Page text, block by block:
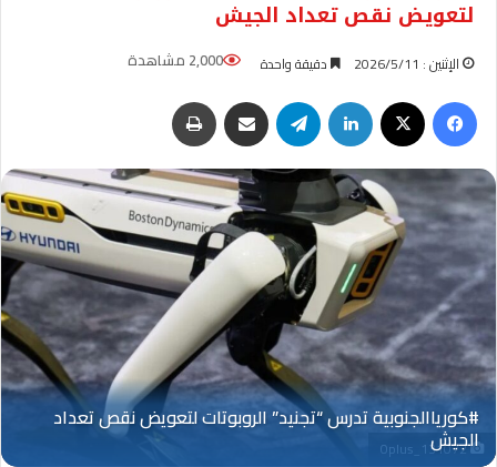
لتعويض نقص تعداد الجيش
الإثنين : 2026/5/11 دقيقة واحدة
2,000 مشاهدة
فيسبوك
لينكدإن تيلقرام مشاركة عبر البريد
Oplus_131072